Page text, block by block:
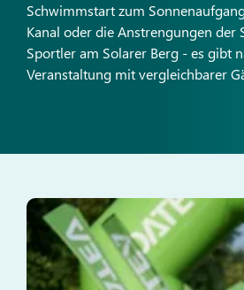
Schwimmstart zum
Kanal oder die Anstrengungen der
Sportler am Solarer Berg - es gibt
Veranstaltung mit vergleichbarer